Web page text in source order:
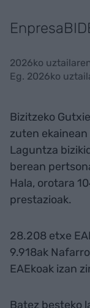
2026ko
Eg. 2026ko
Bizitzeko
zuten ekainean
Laguntza
berean
Hala, orotara
prestazioak.
28.208 etxe
9.918ak
EAEkoak izan
Batez besteko